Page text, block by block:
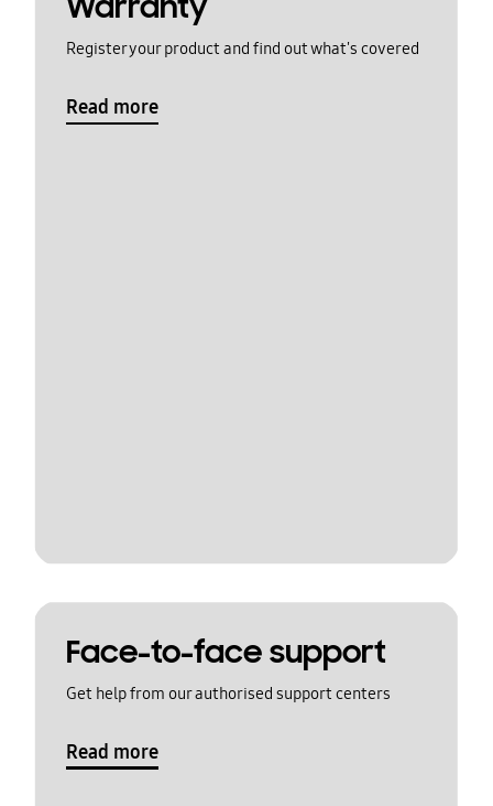
Register your product and find out what's covered
Read more
Face-to-face support
Get help from our authorised support centers
Read more